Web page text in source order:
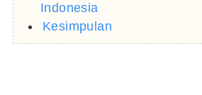
Indonesia
Kesimpulan